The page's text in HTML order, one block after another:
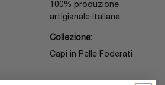
100% produzione
artigianale italiana
Collezione:
Capi in Pelle Foderati